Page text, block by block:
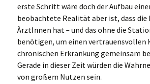
erste Schritt wäre doch der Aufbau
beobachtete Realität aber ist, dass die
ÄrztInnen hat – und das ohne die
benötigen, um einen vertrauensvollen
chronischen Erkrankung gemeinsam
Gerade in dieser Zeit würden die
von großem Nutzen sein.